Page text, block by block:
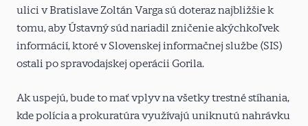
ulici v Bratislave Zoltán Varga sú doteraz najbližšie k
tomu, aby Ústavný súd nariadil zničenie akýchkoľvek
informácií, ktoré v Slovenskej informačnej službe (SIS)
ostali po spravodajskej operácii Gorila.
Ak uspejú, bude to mať vplyv na všetky trestné stíhania,
kde polícia a prokuratúra využívajú uniknutú nahrávku